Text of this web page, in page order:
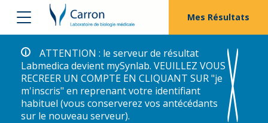
Mes Résultats
ATTENTION : le serveur de résultat
Labmedica devient mySynlab. VEUILLEZ VOUS
RECREER UN COMPTE EN CLIQUANT SUR "je
m'inscris" en reprenant votre identifiant
habituel (vous conserverez vos antécédants
sur le nouveau serveur).